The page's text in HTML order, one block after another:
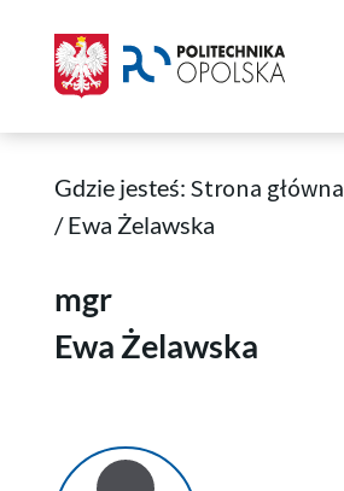
Gdzie jesteś: Strona główna
/Ewa Żelawska
mgr
Ewa Żelawska